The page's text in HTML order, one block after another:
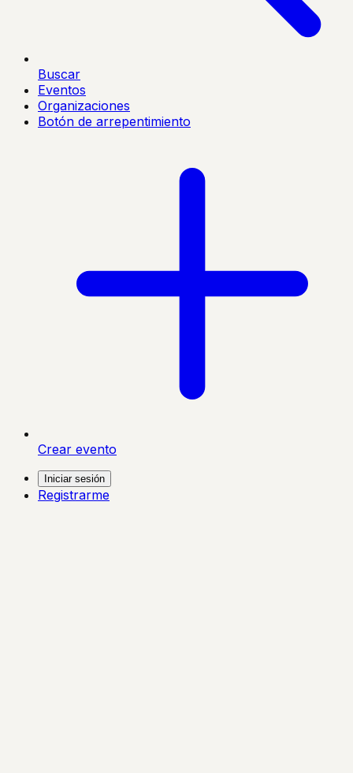
Buscar
Eventos
Organizaciones
Botón de arrepentimiento
Crear evento
Iniciar sesión
Registrarme